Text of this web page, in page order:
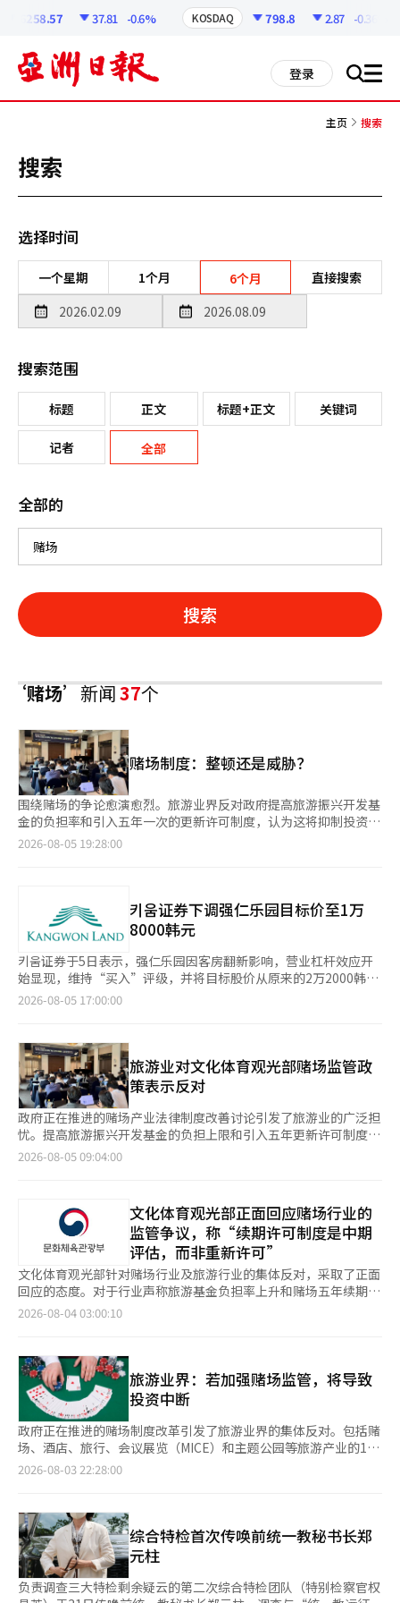
6258.57 37.81 -0.6% KOSDAQ 798.8 2.87 -0.36%
登录 搜 all
主页 搜索
搜索
选择时间
一个星期 1个月 6个月 直接搜索
搜索范围
标题 正文 标题+正文 关键词
记者 全部
全部的
搜索
‘赌场’新闻37个
赌场制度：整顿还是威胁？
围绕赌场的争论愈演愈烈。旅游业界反对政府提高旅游振兴开发基
金的负担率和引入五年一次的更新许可制度，认为这将抑制投资并
削弱产业竞争力。文化体育观光部则回应称，业界的主张与事实不
资和竞争力。 对于需要调整赌场制度这一点，大家应该没有太大
分歧。外国人专用赌场市场上，大型综合度假村相继落成，业务规
模和投资额已大幅增长。相比之下，赌场经营者是否持续满足许可
条件的定期检查制度则显得不足。自1995年引入的旅游振兴开发
基金缴纳体系，至今仍维持着根据销售额区间最高征收10%的基本
框架。 政府推动制度改善的原因是可以理解的。赌场业与一般旅
游业不同，属于国家有限许可的行业。需要持续关注经营者的资
献也应与时俱进，这一主张也有其合理性。 文化体育观光部解释
称，即使将基金负担率提高至最高15%，也并非对所有销售额一律
适用。他们正在考虑设立新的高销售额区间，仅对超出基准的金额
适用15%的累进方式。以销售额为基准征收负担金的方式在美国、
新加坡和澳门等主要赌场运营国也有使用。 五年一次的更新许可
制度并不是重新选择经营者，而是检查许可条件是否维持的中期评
估。根据政府的解释，此次改革更接近于整顿长期维持的管理体
系，而非设立新的壁垒。 然而，不能将业界的反对仅视为保护自
达数万亿韩元，开业后仍需持续投入资金进行设施扩建和内容开
发。这种投资结构依赖于金融机构的贷款和外部投资，长期回收投
资。 在这样的项目中，许可的稳定性直接关系到投资判断。即使
政府将更新许可制度解释为中期评估，金融机构和投资者是否会以
同样的方式理解也难以确定。如果对业务持续性的担忧加大，贷款
审查和投资决策也可能变得更加保守。 这种担忧在8月4日的座谈
会上得到了具体提出。乐天旅游开发方面表示，在制度改革讨论持
根据合同行使的权利，不能简单地将其归因于制度改革讨论。尽管
如此，政府也应关注政策在金融市场和投资者中可能传递的信号。
旅游振兴开发基金的提高问题同样如此。业界表示，赌场是根据销
售额而非利润缴纳基金，因此亏损的经营者也会面临负担。 乐天
旅游开发的财务负责人李长成表示，去年赌场销售额超过4700亿
韩元，缴纳了515亿韩元的基金，但在税前却出现了45亿韩元的亏
损。他指出，如果负担增加数百亿韩元，将对经营造成重大打击。
释也不容忽视。旅游振兴开发基金是用于吸引游客、扩充旅游设
施、对旅游企业提供贷款、人才培养等旅游产业整体的资金。赌场
产业在旅游基础设施的基础上发展，因此将其成果与整个产业分享
的初衷也不应被忽视。 政府应具体公开制度改革带来的实际负
担。应明确各业务场所销售额区间的基金缴纳额将增加多少，更新
2026-08-05 19:28:00
키움证券下调强仁乐园目标价至1万
8000韩元
키움证券于5日表示，强仁乐园因客房翻新影响，营业杠杆效应开
始显现，维持“买入”评级，并将目标股价从原来的2万2000韩元
下调至1万8000韩元。 强仁乐园第二季度合并营业收入为3456亿
的收入下降幅度不大，但固定成本的负担导致盈利能力恶化。 키움
证券的研究员林秀珍表示：“截至7月，入场人数和掉落金额持续
疲软，因此下调了下半年和2027年的业绩预期。”赌场部门的收
入为3199亿韩元，同比下降3.5%，非赌场部门的收入为257亿韩
元，下降12.3%。酒店和公寓的翻新预计将在2028年第一季度和
2027年第四季度完成。 不过，키움证券预计，股东回报政策将支
撑股价底部。预计今年每股股息（DPS）为740韩元，股息收益率
约为5.1%。此外，计划回购7.4%的自有股份也将有助于提升每股
2026-08-05 17:00:00
旅游业对文化体育观光部赌场监管政
策表示反对
政府正在推进的赌场产业法律制度改善讨论引发了旅游业的广泛担
忧。提高旅游振兴开发基金的负担上限和引入五年更新许可制度等
监管措施被认为将威胁赌场行业的生存，并可能导致大规模民间投
政策，而非加强监管。 与会者特别强调：“如果提高基金，投资
势必会停止。”已经进行数万亿韩元大规模投资的综合度假村行业
警告称，若基金负担上限从现行的10%提高至15%，不仅将使其
实现盈利几乎不可能，还将成为未来追加投资的障碍。 英斯派尔
战略负责人金浩妍表示：“英斯派尔不仅是简单的赌场经营者，还
投入4000亿韩元建立国内最大规模的竞技场，投资于K文化生态系
统。”他指出：“赌场收益用于文化设施和旅游基础设施的再投
资，基金的提高将大大削弱民间投资的能力。” 对15%征收率提
表示：“去年赌场收入超过4700亿韩元，但支付了515亿韩元的基
金，最终录得税前亏损45亿韩元。”他强调：“在这种情况下，如
果再支付数百亿韩元，打击将是巨大的。” 他还表示：“此次政
策改革争议后，提供担保贷款的主要贷款方对贷款延期（再融资）
持消极态度，部分投资者已发送了提前还款的通知。” 关于时隔
30年即将复活的“五年一次赌场许可证更新制”，也遭到批评。有
人指出，这将破坏业务的连续性，并可能严重影响从业人员的就业
稳定性。 乐天旅游开发人事负责人方相勋表示：“从业人员的就
天堂世嘉萨米赌场工会也呼吁：“由于基金提高导致企业成本削减
的损失，最终将不可避免地转嫁到现场劳动者的工资和就业上。”
尽管业界强烈反对并表达了现场的危机感，但文化体育观光部对业
界关于过度监管的主张回应称，存在不少与事实不符的部分。 文
化体育观光部在8月3日解释了赌场业旅游基金缴纳制度和更新许可
制度的推进背景，表示：“并非将现行的10%统一提高至15%，
2026-08-05 09:04:00
文化体育观光部正面回应赌场行业的
监管争议，称“续期许可制度是中期
评估，而非重新许可”
文化体育观光部针对赌场行业及旅游行业的集体反对，采取了正面
回应的态度。对于行业声称旅游基金负担率上升和赌场五年续期许
可制度的引入是过度监管的观点，文化体育观光部表示其中有不少
制度和续期许可制度的推进背景。此前，赌场行业及12个旅游产业
团体通过联合声明，呼吁撤回旅游基金负担率上调和续期许可制度
的引入，称这将导致投资萎缩和行业竞争力下降。 对此，文化体
育观光部强调，基于营业额征收旅游基金的方式在全球范围内是普
遍的制度。美国、新加坡、澳门、日本等主要赌场运营国也都是基
于营业额而非营业利润来征收费用，并解释称营业额比营业利润更
客观地反映了企业的纳税能力。此外，1999年宪法法院也裁定基
于总营业额征收费用并不侵犯平等权，认为该制度合宪。 文化体
个旅游行业的整个旅游产业提供公共资源。赌场经营者缴纳的基金
将用于吸引外国游客的营销、地方旅游的活性化、旅游业务贷款、
旅游创业的培育、旅游人才的培养等，形成通过旅游产业发展和吸
引外国游客来促进赌场产业增长的良性循环。 文化体育观光部还
表示，赌场行业也是在旅游基金的支持下成长起来的行业。赌场行
业可以获得运营资金贷款，并在营业场所设施改善、新设备引进、
2026-08-04 03:00:10
旅游业界：若加强赌场监管，将导致
投资中断
政府正在推进的赌场制度改革引发了旅游业界的集体反对。包括赌
场、酒店、旅行、会议展览（MICE）和主题公园等旅游产业的12
个团体于3日发表声明，称赌场五年更新许可制度和旅游振兴开发
业旅游协会、韩国旅游协会中央会、韩国酒店业协会、韩国旅行业
协会、韩国MICE协会、韩国主题公园协会、韩国休闲公寓管理协
会、韩国PCO协会、韩国旅游游船业协会、韩国露营地协会、首尔
特别市旅游协会和韩国酒店专业管理人协会等。他们共同发布了
《呼吁撤回妨碍国内旅游产业发展的赌场更新许可制度及旅游振兴
2026-08-03 22:28:00
综合特检首次传唤前统一教秘书长郑
元柱
负责调查三大特检剩余疑云的第二次综合特检团队（特别检察官权